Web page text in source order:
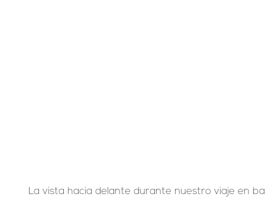
La vista hacia delante durante nuestro viaje en